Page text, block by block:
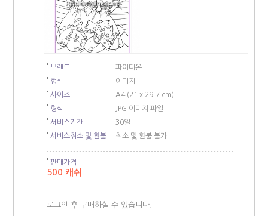
브랜드
파이디온
형식
이미지
사이즈
A4 (21 x 29.7 cm)
형식
JPG 이미지 파일
서비스기간
30일
서비스취소 및 환불
취소 및 환불 불가
판매가격
500 캐쉬
로그인 후 구매하실 수 있습니다.